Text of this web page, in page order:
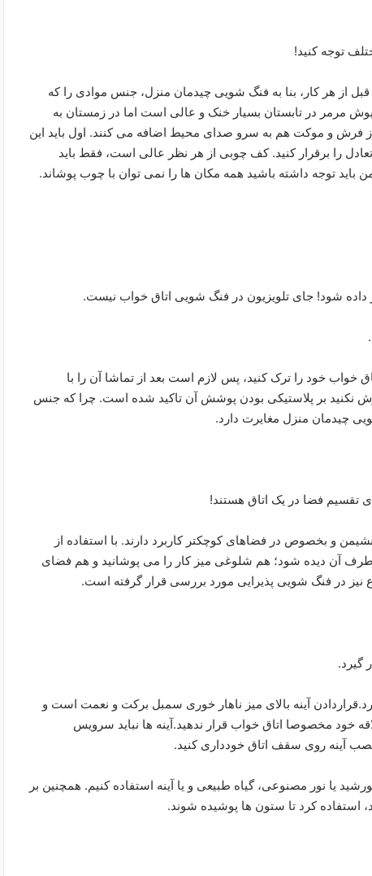
توجه کنید!
از هر کار، بنا به فنگ شویی چیدمان منزل، جنس موادی را که
مرمر در تابستان بسیار خنک و عالی است اما در زمستان به
فرش و موکت هم به سرو صدای محیط اضافه می کنند. اول باید این
تعادل را برقرار کنید. کف چوبی از هر نظر عالی است، فقط باید
باید توجه داشته باشید همه مکان ها را نمی توان با چوب پوشاند.
داده شود! جای تلویزیون در فنگ شویی اتاق خواب نیست.
خواب خود را ترک کنید، پس لازم است بعد از تماشا آن را با
نکنید بر پلاستیکی بودن پوشش آن تاکید شده است. چرا که جنس
چیدمان منزل مغایرت دارد.
تقسیم فضا در یک اتاق هستند!
و بخصوص در فضاهای کوچکتر کاربرد دارند. با استفاده از
طرف آن دیده شود؛ هم شلوغی میز کار را می پوشانید و هم فضای
در فنگ شویی پذیرایی مورد بررسی قرار گرفته است.
گیرد.
آینه بالای میز ناهار خوری سمبل برکت و نعمت است و
خود مخصوصا اتاق خواب قرار ندهید.آینه ها نباید سرویس
نصب آینه روی سقف اتاق خودداری ‌‌كنيد.
یا نور مصنوعی، گیاه طبیعی و یا آینه استفاده کنیم. همچنین بر
استفاده کرد تا ستون ها پوشیده شوند.